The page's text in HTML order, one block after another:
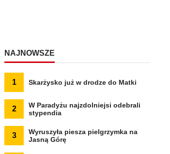
NAJNOWSZE
1 Skarżysko już w drodze do Matki
2
W Paradyżu najzdolniejsi odebrali
stypendia
3
Wyruszyła piesza pielgrzymka na
Jasną Górę